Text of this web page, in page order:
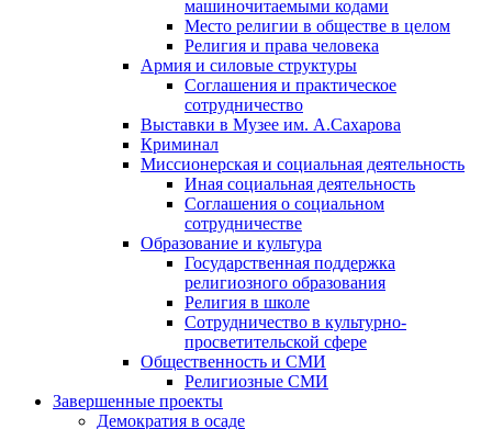
машиночитаемыми кодами
Место религии в обществе в целом
Религия и права человека
Армия и силовые структуры
Соглашения и практическое
сотрудничество
Выставки в Музее им. А.Сахарова
Криминал
Миссионерская и социальная деятельность
Иная социальная деятельность
Соглашения о социальном
сотрудничестве
Образование и культура
Государственная поддержка
религиозного образования
Религия в школе
Сотрудничество в культурно-
просветительской сфере
Общественность и СМИ
Религиозные СМИ
Завершенные проекты
Демократия в осаде